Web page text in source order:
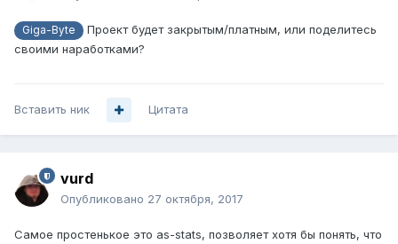
Giga-Byte
Проект будет закрытым/платным, или поделитесь
своими наработками?
Вставить ник Цитата
vurd
Опубликовано 27 октября, 2017
Самое простенькое это as-stats, позволяет хотя бы понять, что